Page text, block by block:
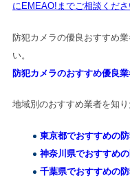
にEMEAO!までご相談くださ
防犯カメラの優良おすすめ
い。
防犯カメラのおすすめ優良
地域別のおすすめ業者を知
東京都でおすすめの
神奈川県でおすすめ
千葉県でおすすめの